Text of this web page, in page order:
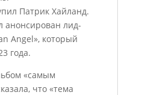
Патрик Хайланд.
анонсирован лид-
Angel», который
года.
«самым
что «тема